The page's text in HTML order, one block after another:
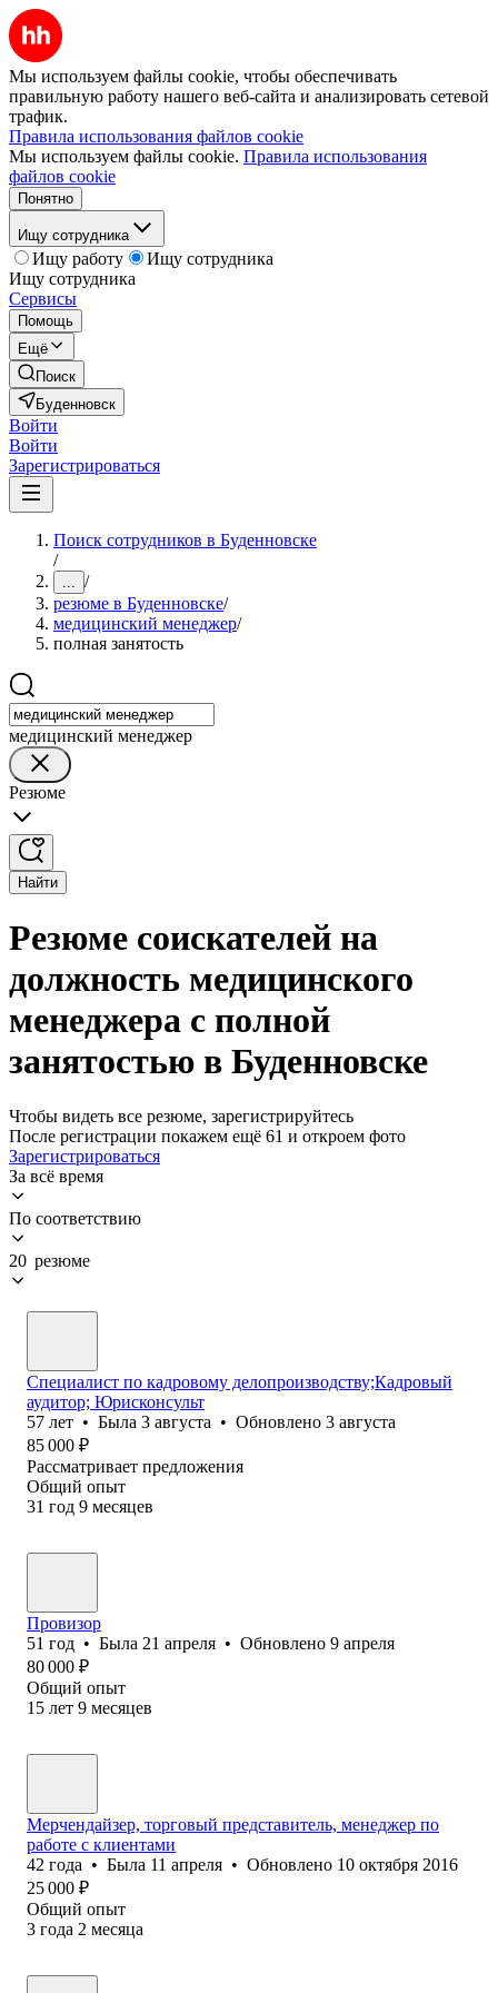
Мы используем файлы cookie, чтобы обеспечивать
правильную работу нашего веб-сайта и анализировать сетевой
трафик.
Правила использования файлов cookie
Мы используем файлы cookie. Правила использования
файлов cookie
Понятно
Ищу сотрудника
Ищу работу
Ищу сотрудника
Ищу сотрудника
Сервисы
Помощь
Ещё
Поиск
Буденновск
Войти
Войти
Зарегистрироваться
Поиск сотрудников в Буденновске
/
... /
резюме в Буденновске/
медицинский менеджер/
полная занятость
медицинский менеджер
Резюме
Найти
Резюме соискателей на
должность медицинского
менеджера с полной
занятостью в Буденновске
Чтобы видеть все резюме, зарегистрируйтесь
После регистрации покажем ещё 61 и откроем фото
Зарегистрироваться
За всё время
По соответствию
20 резюме
Специалист по кадровому делопроизводству;Кадровый
аудитор; Юрисконсульт
57 лет • Была 3 августа • Обновлено 3 августа
85 000 ₽
Рассматривает предложения
Общий опыт
31 год 9 месяцев
Провизор
51 год • Была 21 апреля • Обновлено 9 апреля
80 000 ₽
Общий опыт
15 лет 9 месяцев
Мерчендайзер, торговый представитель, менеджер по
работе с клиентами
42 года • Была 11 апреля • Обновлено 10 октября 2016
25 000 ₽
Общий опыт
3 года 2 месяца